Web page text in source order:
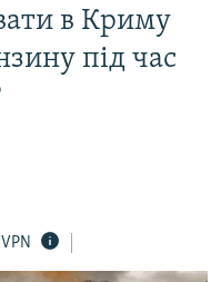
в Криму
під час